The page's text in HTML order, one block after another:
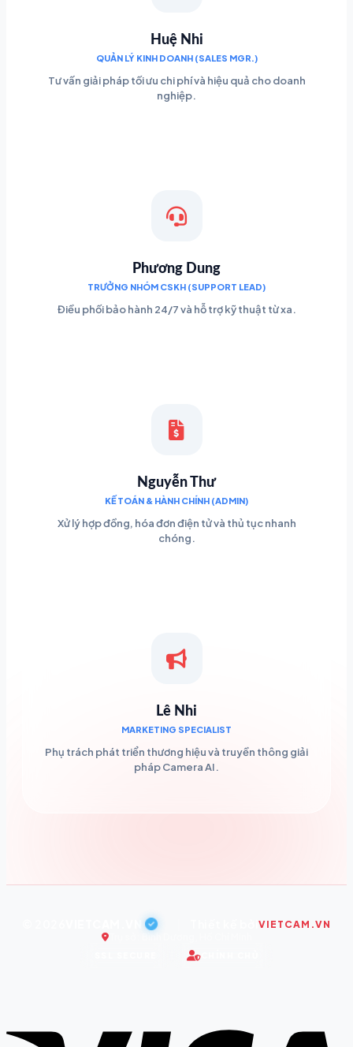
Huệ Nhi
QUẢN LÝ KINH DOANH (SALES MGR.)
Tư vấn giải pháp tối ưu chi phí và hiệu quả cho doanh
nghiệp.
Phương Dung
TRƯỞNG NHÓM CSKH (SUPPORT LEAD)
Điều phối bảo hành 24/7 và hỗ trợ kỹ thuật từ xa.
Nguyễn Thư
KẾ TOÁN & HÀNH CHÍNH (ADMIN)
Xử lý hợp đồng, hóa đơn điện tử và thủ tục nhanh
chóng.
Lê Nhi
MARKETING SPECIALIST
Phụ trách phát triển thương hiệu và truyền thông giải
pháp Camera AI.
VIETCAM.VN
Trụ sở: Bình Dương, Hồ Chí Minh
CHÍNH CHỦ